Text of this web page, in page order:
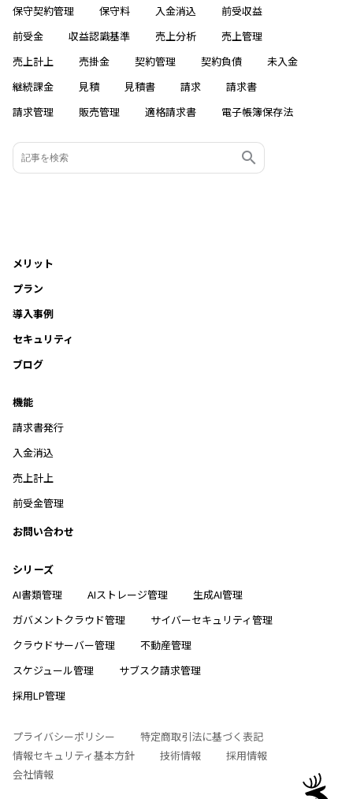
保守契約管理
保守料 入金消込
前受収益
前受金
収益認識基準 売上分析
売上管理
売上計上
売掛金 契約管理 契約負債
未入金
継続課金
見積 見積書 請求
請求書
請求管理
販売管理 適格請求書 電子帳簿保存法
メリット
プラン
導入事例
セキュリティ
ブログ
機能
請求書発行
入金消込
売上計上
前受金管理
お問い合わせ
シリーズ
AI書類管理
AIストレージ管理
生成AI管理
ガバメントクラウド管理
サイバーセキュリティ管理
クラウドサーバー管理
不動産管理
スケジュール管理
サブスク請求管理
採用LP管理
プライバシーポリシー
特定商取引法に基づく表記
情報セキュリティ基本方針
技術情報
採用情報
会社情報